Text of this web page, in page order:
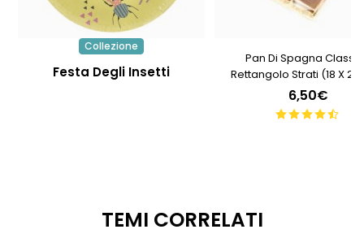
Collezione
Festa Degli Insetti
Pan Di Spagna
Rettangolo Strati (18 X 28
6,50€
TEMI CORRELATI